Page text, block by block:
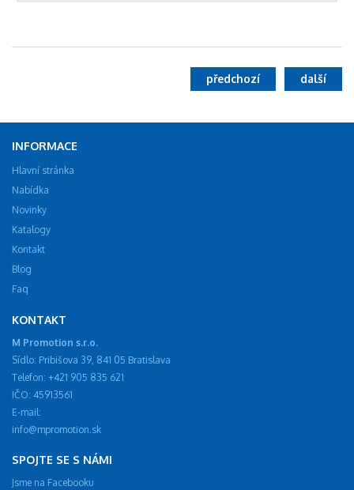
další
předchozí
INFORMACE
Hlavní stránka
Nabídka
Novinky
Katalogy
Kontakt
Blog
Faq
KONTAKT
M Promotion s.r.o.
Sídlo: Pribišova 39, 841 05 Bratislava
Telefon: +421 905 835 621
IČO: 45913561
E-mail:
info@mpromotion.sk
SPOJTE SE S NÁMI
Jsme na Facebooku